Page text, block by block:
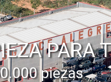
PARA
piezas